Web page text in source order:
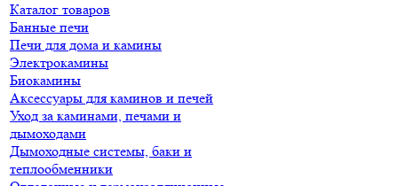
Каталог товаров
Банные печи
Печи для дома и камины
Электрокамины
Биокамины
Аксессуары для каминов и печей
Уход за каминами, печами и
дымоходами
Дымоходные системы, баки и
теплообменники